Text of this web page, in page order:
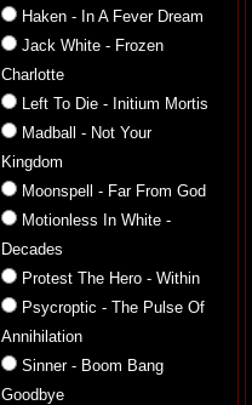
Haken - In A Fever Dream
Jack White - Frozen
Charlotte
Left To Die - Initium Mortis
Madball - Not Your
Kingdom
Moonspell - Far From God
Motionless In White -
Decades
Protest The Hero - Within
Psycroptic - The Pulse Of
Annihilation
Sinner - Boom Bang
Goodbye